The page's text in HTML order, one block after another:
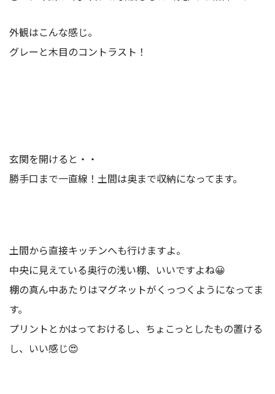
外観はこんな感じ。
グレーと木目のコントラスト！
玄関を開けると・・
勝手口まで一直線！土間は奥まで収納になってます。
土間から直接キッチンへも行けますよ。
中央に見えている奥行の浅い棚、いいですよね😀
棚の真ん中あたりはマグネットがくっつくようになってま
す。
プリントとかはっておけるし、ちょこっとしたもの置ける
し、いい感じ😍